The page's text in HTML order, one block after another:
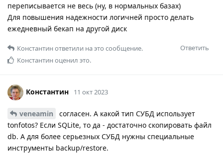
переписывается не весь (ну, в нормальных базах)
Для повышения надежности логичней просто делать
ежедневный бекап на другой диск
Ответить
Константинответили на это сообщение.
Константиноценил это.
Константин 11 окт 2023
veneamin
согласен. А какой тип СУБД использует
tonfotos? Если SQLite, то да - достаточно скопировать файл
db. А для более серьезных СУБД нужны специальные
инструменты backup/restore.